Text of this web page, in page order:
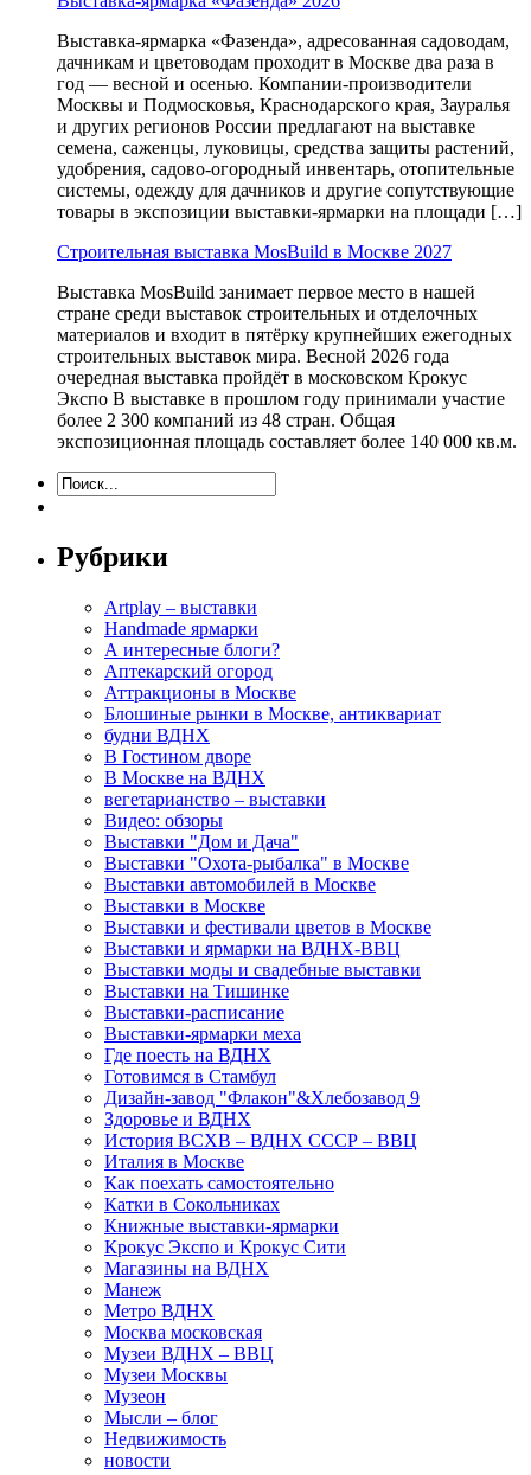
Выставка-ярмарка «Фазенда», адресованная садоводам,
дачникам и цветоводам проходит в Москве два раза в
год — весной и осенью. Компании-производители
Москвы и Подмосковья, Краснодарского края, Зауралья
и других регионов России предлагают на выставке
семена, саженцы, луковицы, средства защиты растений,
удобрения, садово-огородный инвентарь, отопительные
системы, одежду для дачников и другие сопутствующие
товары в экспозиции выставки-ярмарки на площади […]
Строительная выставка MosBuild в Москве 2027
Выставка MosBuild занимает первое место в нашей
стране среди выставок строительных и отделочных
материалов и входит в пятёрку крупнейших ежегодных
строительных выставок мира. Весной 2026 года
очередная выставка пройдёт в московском Крокус
Экспо В выставке в прошлом году принимали участие
более 2 300 компаний из 48 стран. Общая
экспозиционная площадь составляет более 140 000 кв.м.
Рубрики
Artplay – выставки
Handmade ярмарки
А интересные блоги?
Аптекарский огород
Аттракционы в Москве
Блошиные рынки в Москве, антиквариат
будни ВДНХ
В Гостином дворе
В Москве на ВДНХ
вегетарианство – выставки
Видео: обзоры
Выставки "Дом и Дача"
Выставки "Охота-рыбалка" в Москве
Выставки автомобилей в Москве
Выставки в Москве
Выставки и фестивали цветов в Москве
Выставки и ярмарки на ВДНХ-ВВЦ
Выставки моды и свадебные выставки
Выставки на Тишинке
Выставки-расписание
Выставки-ярмарки меха
Где поесть на ВДНХ
Готовимся в Стамбул
Дизайн-завод "Флакон"&Хлебозавод 9
Здоровье и ВДНХ
История ВСХВ – ВДНХ СССР – ВВЦ
Италия в Москве
Как поехать самостоятельно
Катки в Сокольниках
Книжные выставки-ярмарки
Крокус Экспо и Крокус Сити
Магазины на ВДНХ
Манеж
Метро ВДНХ
Москва московская
Музеи ВДНХ – ВВЦ
Музеи Москвы
Музеон
Мысли – блог
Недвижимость
новости